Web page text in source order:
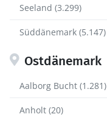
Seeland (3.299)
Süddänemark (5.147)
Ostdänemark
Aalborg Bucht (1.281)
Anholt (20)